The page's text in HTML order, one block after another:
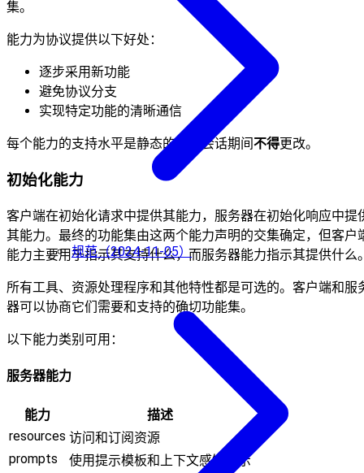
规范（2024-11-05）
集。
能力为协议提供以下好处：
逐步采用新功能
避免协议分支
实现特定功能的清晰通信
每个能力的支持水平是静态的，在会话期间不得更改。
初始化能力
客户端在初始化请求中提供其能力，服务器在初始化响应中提
其能力。最终的功能集由这两个能力声明的交集确定，但客户
能力主要用于指示其支持什么，而服务器能力指示其提供什么
所有工具、资源处理程序和其他特性都是可选的。客户端和服
器可以协商它们需要和支持的确切功能集。
以下能力类别可用：
服务器能力
能力
描述
resources 访问和订阅资源
prompts
使用提示模板和上下文感知提示